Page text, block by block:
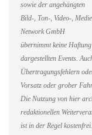
sowie der angehängten
Bild-, Ton-, Video-,
Network GmbH
übernimmt keine
dargestellten Events.
Übertragungsfehlern
Vorsatz oder grober
Die Nutzung von hier
redaktionellen
ist in der Regel